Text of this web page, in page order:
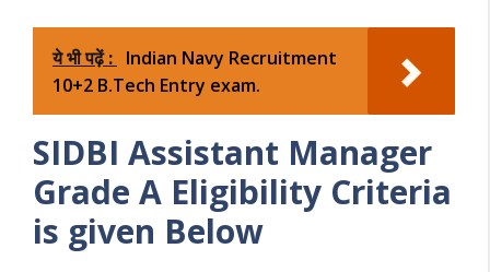
ये भी पढ़ें : Indian Navy Recruitment
10+2 B.Tech Entry exam.
SIDBI Assistant Manager
Grade A Eligibility Criteria
is given Below